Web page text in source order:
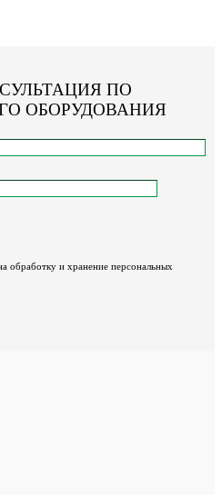
ПО
ОБОРУДОВАНИЯ
обработку и хранение персональных